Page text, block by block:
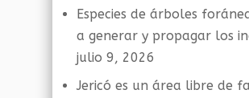
Especies de árboles
a generar y propagar los
julio 9, 2026
Jericó es un área libre de